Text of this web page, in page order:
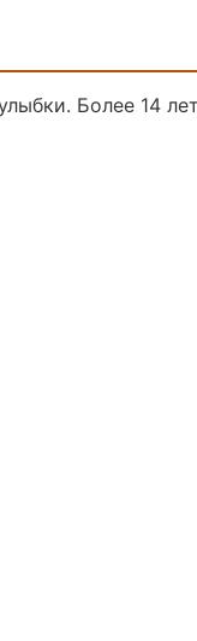
Более 14